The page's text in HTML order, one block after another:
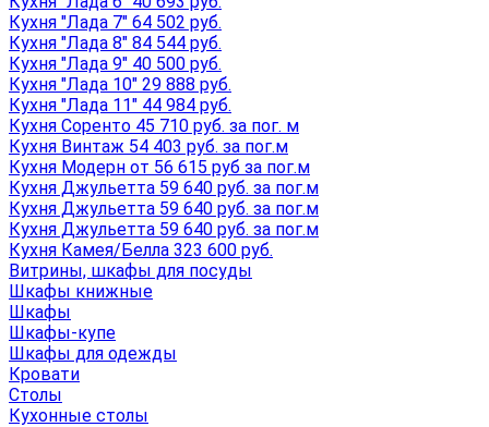
Кухня "Лада 7" 64 502 руб.
Кухня "Лада 8" 84 544 руб.
Кухня "Лада 9" 40 500 руб.
Кухня "Лада 10" 29 888 руб.
Кухня "Лада 11" 44 984 руб.
Кухня Соренто 45 710 руб. за пог. м
Кухня Винтаж 54 403 руб. за пог.м
Кухня Модерн от 56 615 руб за пог.м
Кухня Джульетта 59 640 руб. за пог.м
Кухня Джульетта 59 640 руб. за пог.м
Кухня Джульетта 59 640 руб. за пог.м
Кухня Камея/Белла 323 600 руб.
Витрины, шкафы для посуды
Шкафы книжные
Шкафы
Шкафы-купе
Шкафы для одежды
Кровати
Столы
Кухонные столы